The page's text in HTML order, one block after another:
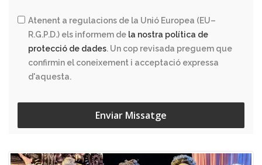
Atenent a regulacions de la Unió Europea (EU–
R.G.P.D.) els informem de la nostra política de
protecció de dades. Un cop revisada preguem que
confirmin el coneixement i acceptació expressa
d'aquesta.
Enviar Missatge